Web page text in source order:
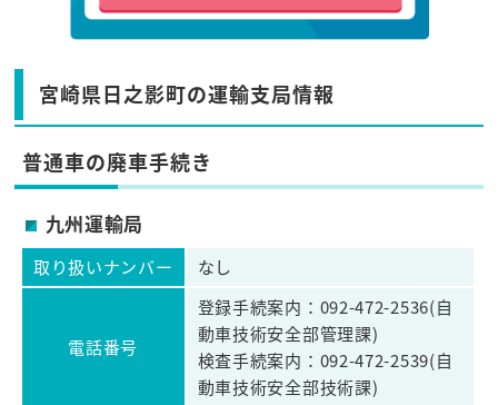
宮崎県日之影町の運輸支局情報
普通車の廃車手続き
九州運輸局
取り扱いナンバー なし
電話番号
登録手続案内：092-472-2536(自
動車技術安全部管理課)
検査手続案内：092-472-2539(自
動車技術安全部技術課)